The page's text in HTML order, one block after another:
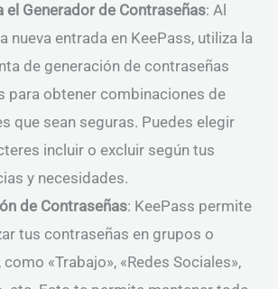
el Generador de Contraseñas: Al
nueva entrada en KeePass, utiliza la
de generación de contraseñas
para obtener combinaciones de
que sean seguras. Puedes elegir
incluir o excluir según tus
y necesidades.
de Contraseñas: KeePass permite
tus contraseñas en grupos o
«Trabajo», «Redes Sociales»,